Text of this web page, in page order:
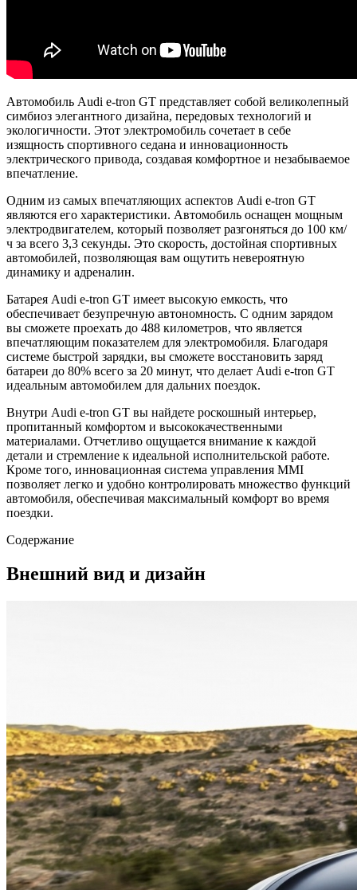
Автомобиль Audi e-tron GT представляет собой великолепный
симбиоз элегантного дизайна, передовых технологий и
экологичности. Этот электромобиль сочетает в себе
изящность спортивного седана и инновационность
электрического привода, создавая комфортное и незабываемое
впечатление.
Одним из самых впечатляющих аспектов Audi e-tron GT
являются его характеристики. Автомобиль оснащен мощным
электродвигателем, который позволяет разгоняться до 100 км/
ч за всего 3,3 секунды. Это скорость, достойная спортивных
автомобилей, позволяющая вам ощутить невероятную
динамику и адреналин.
Батарея Audi e-tron GT имеет высокую емкость, что
обеспечивает безупречную автономность. С одним зарядом
вы сможете проехать до 488 километров, что является
впечатляющим показателем для электромобиля. Благодаря
системе быстрой зарядки, вы сможете восстановить заряд
батареи до 80% всего за 20 минут, что делает Audi e-tron GT
идеальным автомобилем для дальних поездок.
Внутри Audi e-tron GT вы найдете роскошный интерьер,
пропитанный комфортом и высококачественными
материалами. Отчетливо ощущается внимание к каждой
детали и стремление к идеальной исполнительской работе.
Кроме того, инновационная система управления MMI
позволяет легко и удобно контролировать множество функций
автомобиля, обеспечивая максимальный комфорт во время
поездки.
Содержание
Внешний вид и дизайн